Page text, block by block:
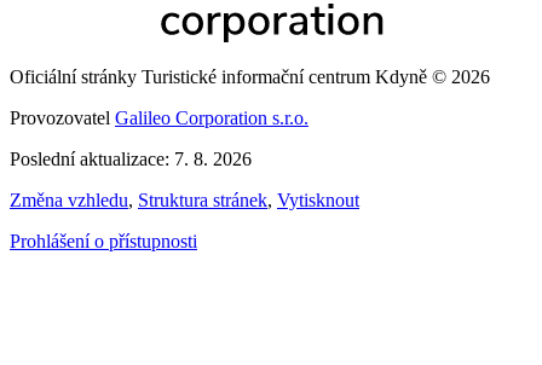
Oficiální stránky Turistické informační centrum Kdyně © 2026
Provozovatel Galileo Corporation s.r.o.
Poslední aktualizace: 7. 8. 2026
Změna vzhledu, Struktura stránek, Vytisknout
Prohlášení o přístupnosti